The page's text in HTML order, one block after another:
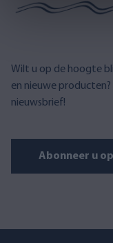
Wilt u op de hoogte
en nieuwe
nieuwsbrief!
Abonneer u